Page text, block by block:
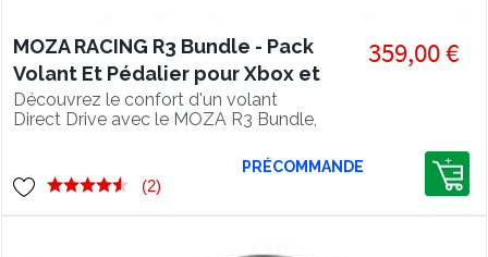
MOZA RACING R3 Bundle - Pack
Volant Et Pédalier pour Xbox et
PC
Découvrez le confort d'un volant
Direct Drive avec le MOZA R3 Bundle,
359,00 €
(2)
PRÉCOMMANDE